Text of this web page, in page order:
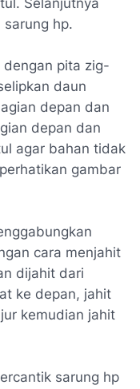
Selanjutnya
hp.
dengan pita zig-
daun
depan dan
depan dan
agar bahan tidak
gambar
cara menjahit
dijahit dari
ke depan, jahit
kemudian jahit
sarung hp